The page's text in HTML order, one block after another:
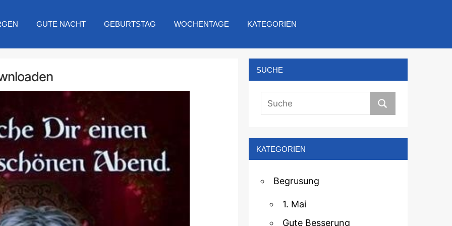
GUTE NACHT GEBURTSTAG WOCHENTAGE KATEGORIEN
SUCHE
KATEGORIEN
Begrusung
1. Mai
Gute Besserung